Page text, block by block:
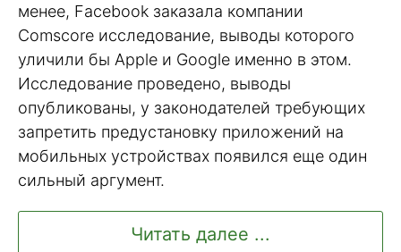
менее, Facebook заказала компании
Comscore исследование, выводы которого
уличили бы Apple и Google именно в этом.
Исследование проведено, выводы
опубликованы, у законодателей требующих
запретить предустановку приложений на
мобильных устройствах появился еще один
сильный аргумент.
Читать далее ...